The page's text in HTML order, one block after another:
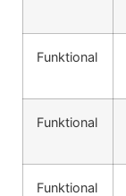
Funktional
Funktional
Funktional